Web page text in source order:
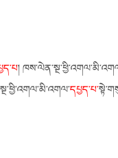
།
དཔྱད་པ་